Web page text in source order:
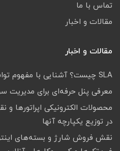
تماس با ما
مقالات و اخبار
مقالات و اخبار
SLA چیست؟ آشنایی با مفهوم توافق‌نامه سطح خدمات
معرفی پنل حرفه‌ای برای مدیریت
محصولات الکترونیکی اپراتورها
در توزیع یکپارچه آنها
نقش فروش شارژ و بسته‌های